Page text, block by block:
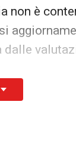
non è